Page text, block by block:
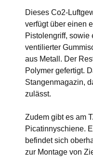
Dieses Co2-
verfügt über einen
Pistolengriff, sowie
ventilierter
aus Metall. Der
Polymer gefertigt.
Stangenmagazin,
zulässt.
Zudem gibt es am
Picatinnyschiene.
befindet sich
zur Montage von